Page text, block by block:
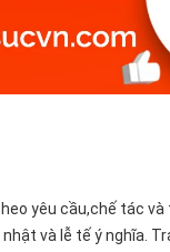
yêu cầu,chế tác và
và lễ tế ý nghĩa.